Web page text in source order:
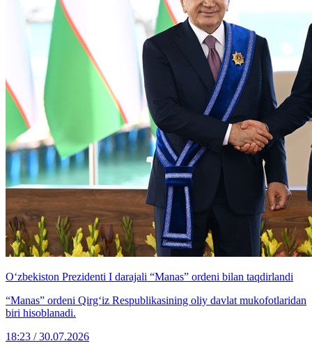
O‘zbekiston Prezidenti I darajali “Manas” ordeni bilan taqdirlandi
“Manas” ordeni Qirg‘iz Respublikasining oliy davlat mukofotlaridan
biri hisoblanadi.
18:23 / 30.07.2026